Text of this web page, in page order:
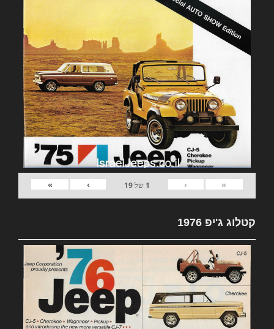
«
‹
1 של19
›
»
קטלוג ג'יפ 1976